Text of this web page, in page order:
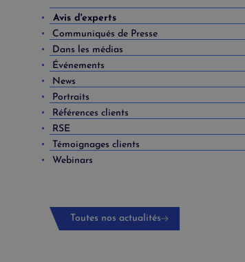
Avis d'experts
Communiqués de Presse
Dans les médias
Événements
News
Portraits
Références clients
RSE
Témoignages clients
Webinars
Toutes nos actualités